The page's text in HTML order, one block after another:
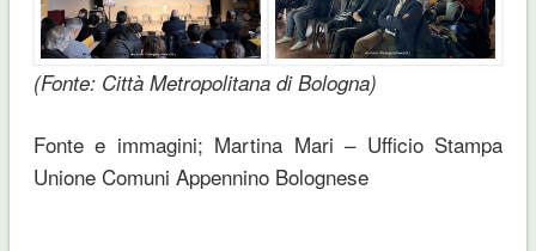
(Fonte: Città Metropolitana di Bologna)
Fonte e immagini; Martina Mari – Ufficio Stampa
Unione Comuni Appennino Bolognese